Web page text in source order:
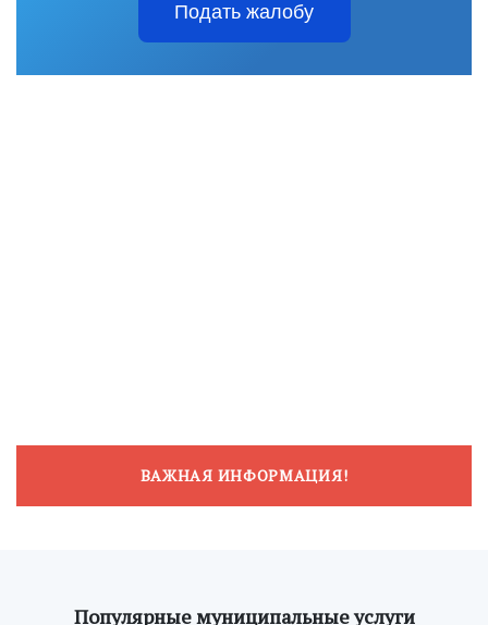
Подать жалобу
ВАЖНАЯ ИНФОРМАЦИЯ!
Популярные муниципальные услуги